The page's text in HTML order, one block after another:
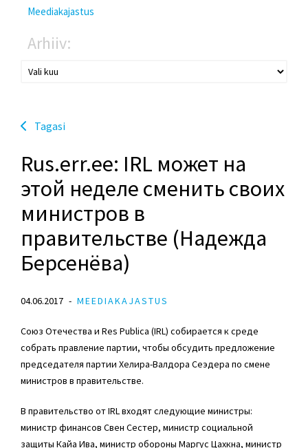
Meediakajastus
Arhiiv:
Tagasi
Rus.err.ee: IRL может на
этой неделе сменить своих
министров в
правительстве (Надежда
Берсенёва)
04.06.2017 MEEDIAKAJASTUS
Союз Отечества и Res Publica (IRL) собирается к среде
собрать правление партии, чтобы обсудить предложение
председателя партии Хелира-Валдора Сеэдера по смене
министров в правительстве.
В правительство от IRL входят следующие министры:
министр финансов Свен Сестер, министр социальной
защиты Кайа Ива, министр обороны Маргус Цахкна, министр